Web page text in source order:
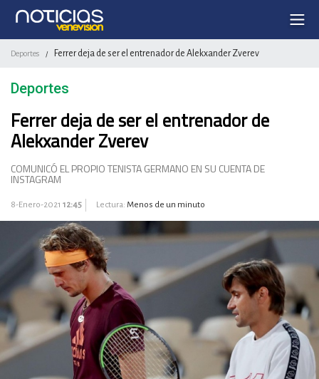
Deportes / Ferrer deja de ser el entrenador de Alekxander Zverev
Deportes
Ferrer deja de ser el entrenador de
Alekxander Zverev
COMUNICÓ EL PROPIO TENISTA GERMANO EN SU CUENTA DE
INSTAGRAM
8-Enero-2021 12:45 Lectura: Menos de un minuto